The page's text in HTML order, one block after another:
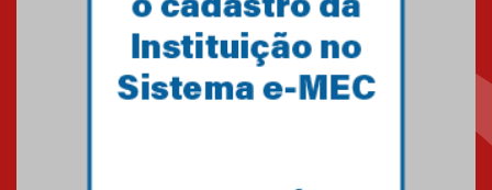
27.02.2026